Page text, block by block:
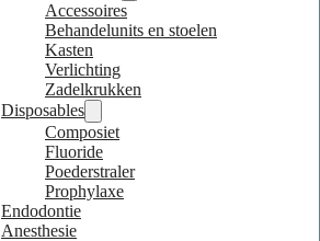
Accessoires
Behandelunits en stoelen
Kasten
Verlichting
Zadelkrukken
Disposables
Composiet
Fluoride
Poederstraler
Prophylaxe
Endodontie
Anesthesie